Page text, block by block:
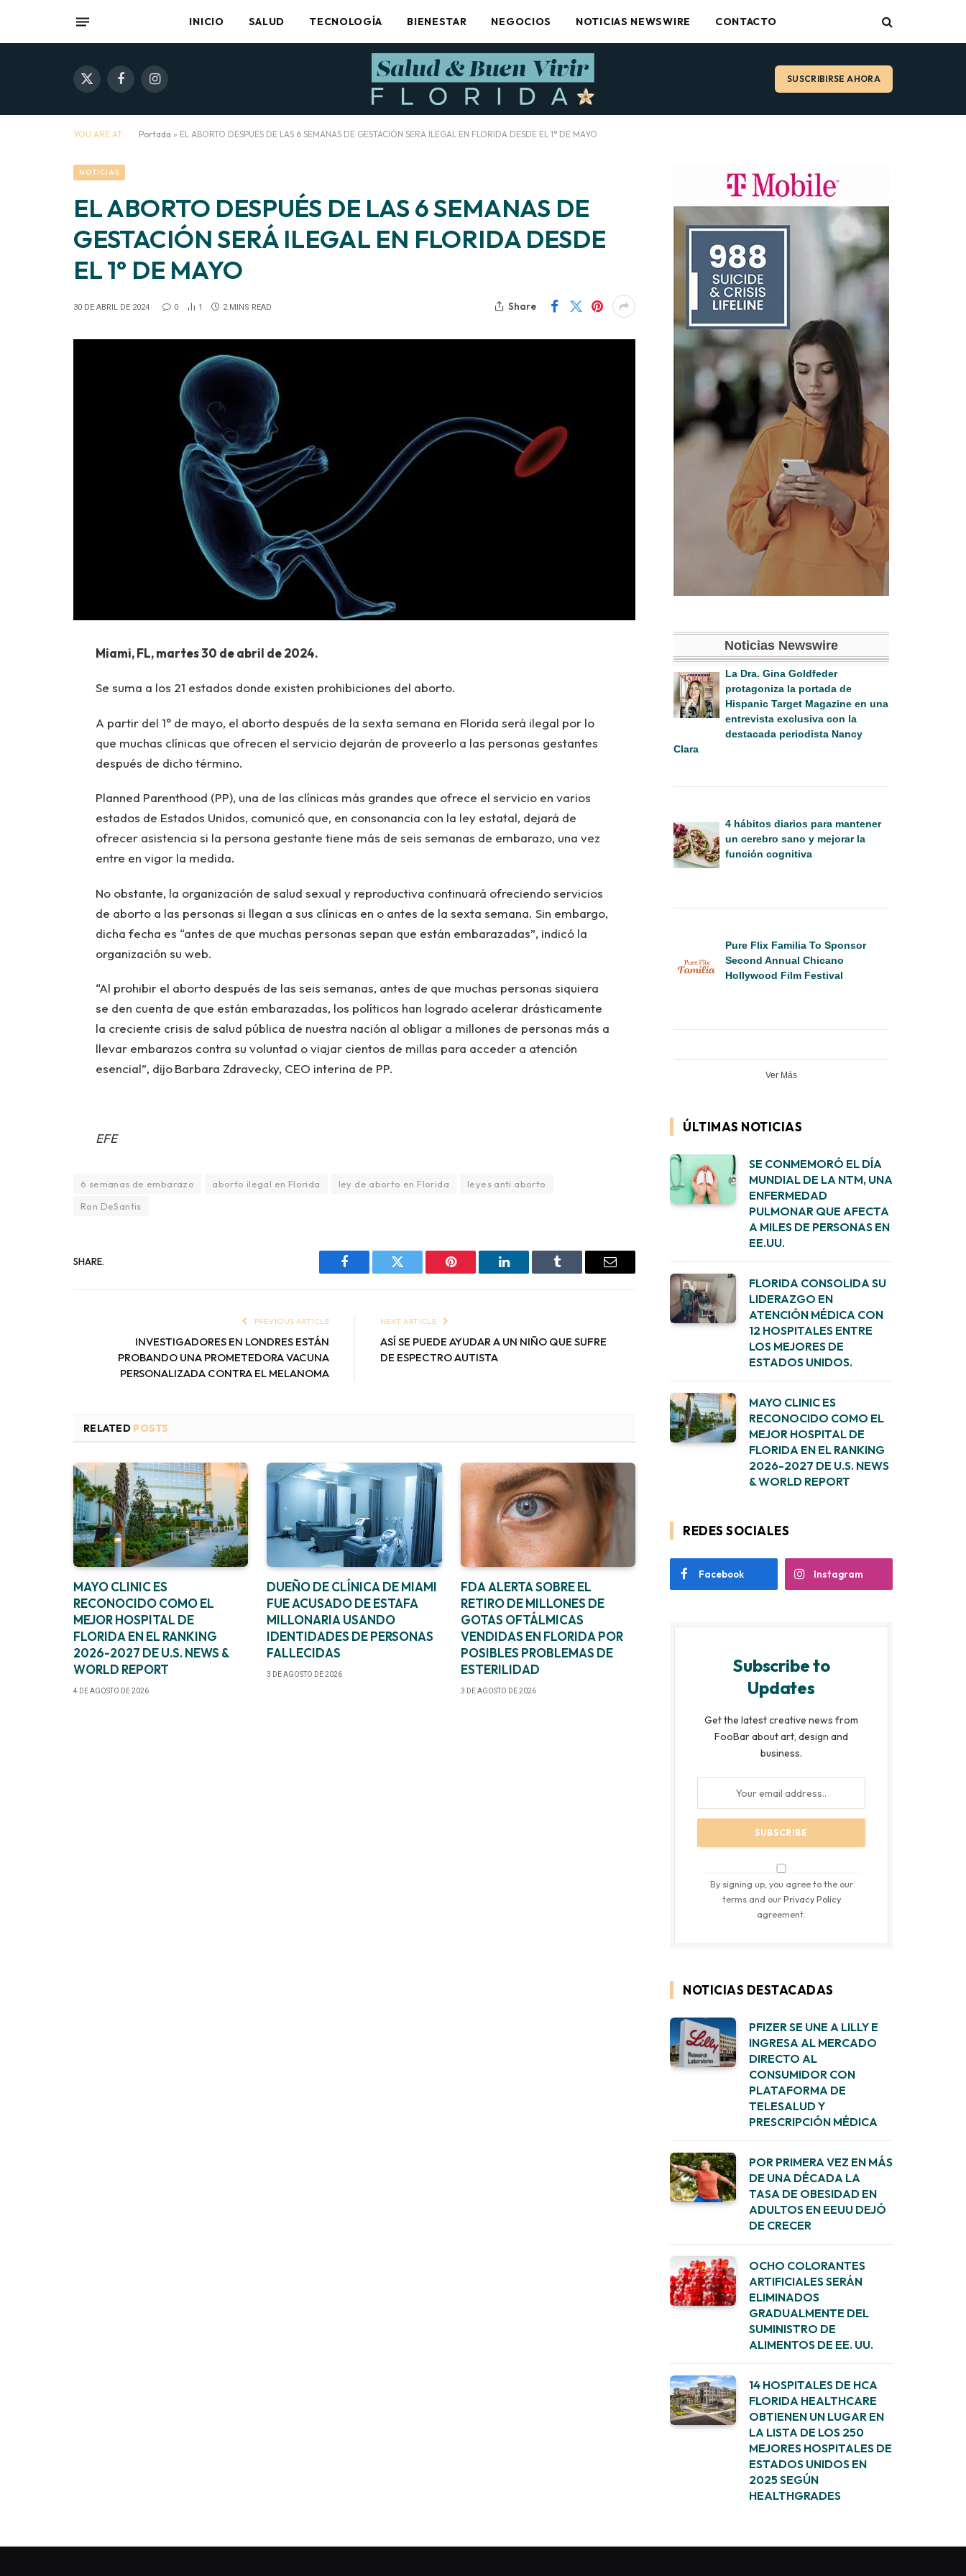
INICIO SALUD TECNOLOGÍA BIENESTAR NEGOCIOS NOTICIAS NEWSWIRE CONTACTO
X
FacebookInstagram SUSCRIBIRSE AHORA
YOU ARE AT: Portada » EL ABORTO DESPUÉS DE LAS 6 SEMANAS DE GESTACIÓN SERÁ ILEGAL EN FLORIDA DESDE EL 1° DE MAYO
NOTICIAS
EL ABORTO DESPUÉS DE LAS 6 SEMANAS DE
GESTACIÓN SERÁ ILEGAL EN FLORIDA DESDE
EL 1° DE MAYO
30 DE ABRIL DE 2024 0 1 2 MINS READ Share
Miami, FL, martes 30 de abril de 2024.
Se suma a los 21 estados donde existen prohibiciones del aborto.
A partir del 1° de mayo, el aborto después de la sexta semana en Florida será ilegal por lo
que muchas clínicas que ofrecen el servicio dejarán de proveerlo a las personas gestantes
después de dicho término.
Planned Parenthood (PP), una de las clínicas más grandes que ofrece el servicio en varios
estados de Estados Unidos, comunicó que, en consonancia con la ley estatal, dejará de
ofrecer asistencia si la persona gestante tiene más de seis semanas de embarazo, una vez
entre en vigor la medida.
No obstante, la organización de salud sexual y reproductiva continuará ofreciendo servicios
de aborto a las personas si llegan a sus clínicas en o antes de la sexta semana. Sin embargo,
dicha fecha es “antes de que muchas personas sepan que están embarazadas”, indicó la
organización su web.
“Al prohibir el aborto después de las seis semanas, antes de que muchas personas siquiera
se den cuenta de que están embarazadas, los políticos han logrado acelerar drásticamente
la creciente crisis de salud pública de nuestra nación al obligar a millones de personas más a
llevar embarazos contra su voluntad o viajar cientos de millas para acceder a atención
esencial”, dijo Barbara Zdravecky, CEO interina de PP.
EFE
6 semanas de embarazo aborto ilegal en Florida ley de aborto en Florida
leyes anti aborto
Ron DeSantis
SHARE.
Facebook Twitter Pinterest LinkedIn Tumblr Email
PREVIOUS ARTICLE
INVESTIGADORES EN LONDRES ESTÁN
PROBANDO UNA PROMETEDORA VACUNA
PERSONALIZADA CONTRA EL MELANOMA
NEXT ARTICLE
ASÍ SE PUEDE AYUDAR A UN NIÑO QUE SUFRE
DE ESPECTRO AUTISTA
RELATED POSTS
MAYO CLINIC ES
RECONOCIDO COMO EL
MEJOR HOSPITAL DE
FLORIDA EN EL RANKING
2026-2027 DE U.S. NEWS &
WORLD REPORT
4 DE AGOSTO DE 2026
DUEÑO DE CLÍNICA DE MIAMI
FUE ACUSADO DE ESTAFA
MILLONARIA USANDO
IDENTIDADES DE PERSONAS
FALLECIDAS
3 DE AGOSTO DE 2026
FDA ALERTA SOBRE EL
RETIRO DE MILLONES DE
GOTAS OFTÁLMICAS
VENDIDAS EN FLORIDA POR
POSIBLES PROBLEMAS DE
ESTERILIDAD
3 DE AGOSTO DE 2026
Noticias Newswire
La Dra. Gina Goldfeder
protagoniza la portada de
Hispanic Target Magazine en una
entrevista exclusiva con la
destacada periodista Nancy
Clara
4 hábitos diarios para mantener
un cerebro sano y mejorar la
función cognitiva
Pure Flix Familia To Sponsor
Second Annual Chicano
Hollywood Film Festival
Ver Más
ÚLTIMAS NOTICIAS
SE CONMEMORÓ EL DÍA
MUNDIAL DE LA NTM, UNA
ENFERMEDAD
PULMONAR QUE AFECTA
A MILES DE PERSONAS EN
EE.UU.
FLORIDA CONSOLIDA SU
LIDERAZGO EN
ATENCIÓN MÉDICA CON
12 HOSPITALES ENTRE
LOS MEJORES DE
ESTADOS UNIDOS.
MAYO CLINIC ES
RECONOCIDO COMO EL
MEJOR HOSPITAL DE
FLORIDA EN EL RANKING
2026-2027 DE U.S. NEWS
& WORLD REPORT
REDES SOCIALES
Facebook Instagram
Subscribe to
Updates
Get the latest creative news from
FooBar about art, design and
business.
By signing up, you agree to the our
terms and ourPrivacy Policy
agreement.
NOTICIAS DESTACADAS
PFIZER SE UNE A LILLY E
INGRESA AL MERCADO
DIRECTO AL
CONSUMIDOR CON
PLATAFORMA DE
TELESALUD Y
PRESCRIPCIÓN MÉDICA
POR PRIMERA VEZ EN MÁS
DE UNA DÉCADA LA
TASA DE OBESIDAD EN
ADULTOS EN EEUU DEJÓ
DE CRECER
OCHO COLORANTES
ARTIFICIALES SERÁN
ELIMINADOS
GRADUALMENTE DEL
SUMINISTRO DE
ALIMENTOS DE EE. UU.
14 HOSPITALES DE HCA
FLORIDA HEALTHCARE
OBTIENEN UN LUGAR EN
LA LISTA DE LOS 250
MEJORES HOSPITALES DE
ESTADOS UNIDOS EN
2025 SEGÚN
HEALTHGRADES